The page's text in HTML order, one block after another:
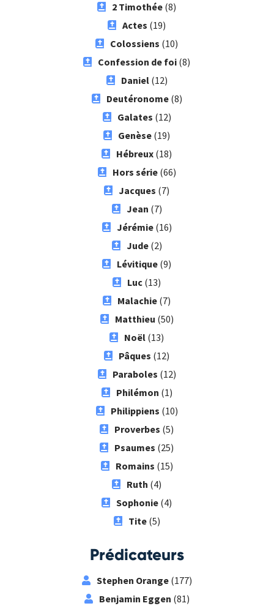
2 Timothée (8)
Actes (19)
Colossiens (10)
Confession de foi (8)
Daniel(12)
Deutéronome(8)
Galates (12)
Genèse (19)
Hébreux (18)
Hors série(66)
Jacques (7)
Jean (7)
Jérémie(16)
Jude(2)
Lévitique (9)
Luc (13)
Malachie (7)
Matthieu (50)
Noël (13)
Pâques (12)
Paraboles (12)
Philémon (1)
Philippiens (10)
Proverbes (5)
Psaumes (25)
Romains (15)
Ruth (4)
Sophonie (4)
Tite(5)
Prédicateurs
Stephen Orange(177)
Benjamin Eggen (81)